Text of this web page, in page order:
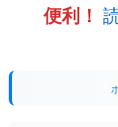
便利！